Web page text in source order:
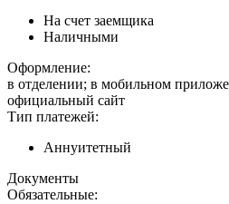
На счет заемщика
Наличными
Оформление:
в отделении; в мобильном
официальный сайт
Тип платежей:
Аннуитетный
Документы
Обязательные: